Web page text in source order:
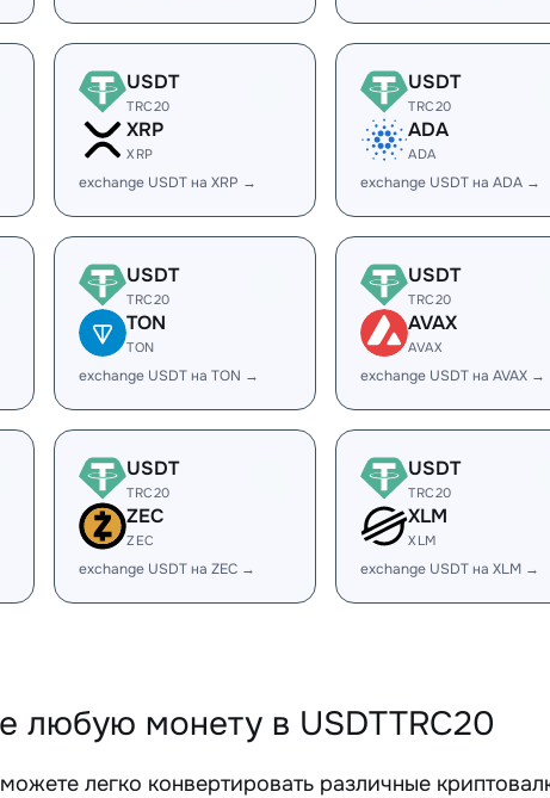
USDT
TRC20
XRP
XRP
exchange USDT на XRP →
USDT
TRC20
ADA
ADA
exchange USDT на ADA →
USDT
TRC20
TON
TON
exchange USDT на TON →
USDT
TRC20
AVAX
AVAX
exchange USDT на AVAX →
USDT
TRC20
ZEC
ZEC
exchange USDT на ZEC →
USDT
TRC20
XLM
XLM
exchange USDT на XLM →
любую монету в USDTTRC20
легко конвертировать различные